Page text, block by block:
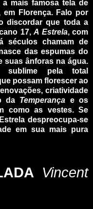
mais famosa tela de
em Florença. Falo por
discordar que toda a
17,A Estrela, com
séculos chamam de
das espumas do
suas ânforas na água.
sublime pela total
possam florescer ao
criatividade
da Temperança e os
como as vestes. Se
despreocupa-se
em sua mais pura
Vincent